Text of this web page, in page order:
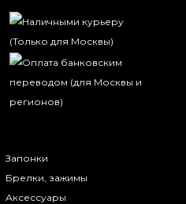
Запонки
Брелки, зажимы
Аксессуары